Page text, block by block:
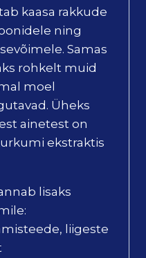
kaasa rakkude
ning
Samas
rohkelt muid
moel
Üheks
ainetest on
ekstraktis
lisaks
liigeste